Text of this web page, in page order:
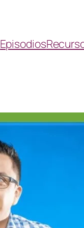
Episodios